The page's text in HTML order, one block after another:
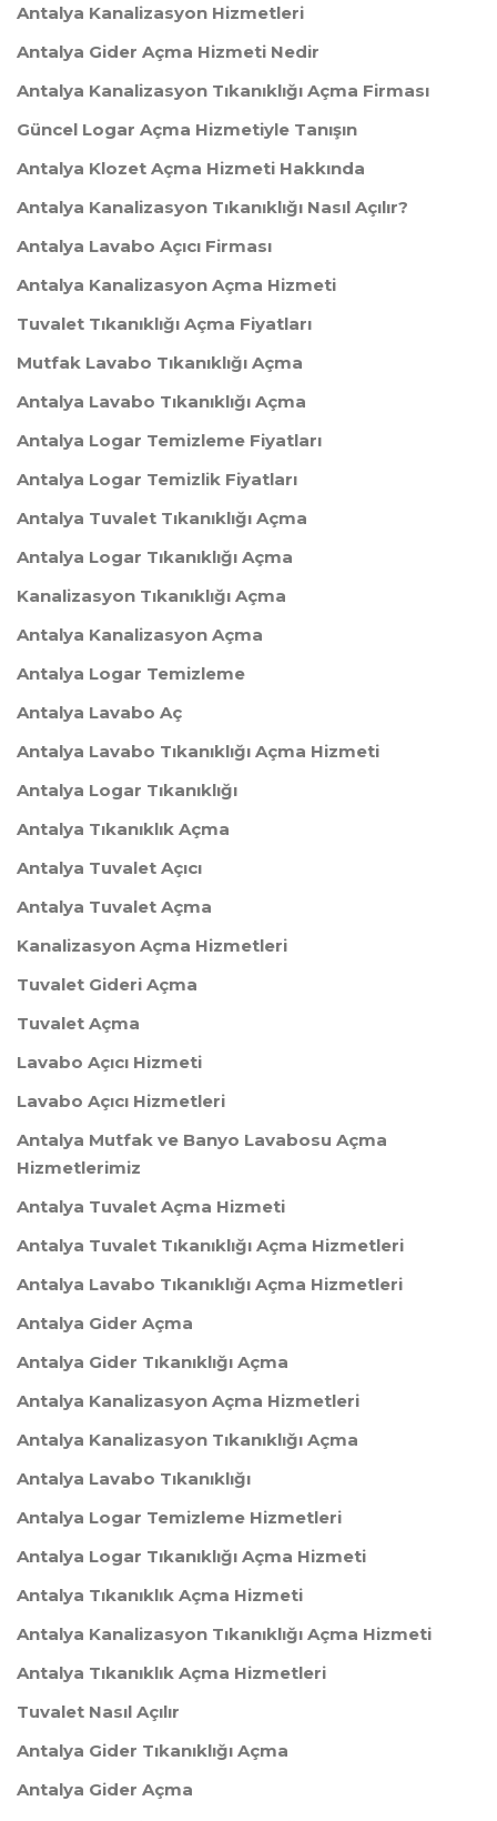
Antalya Kanalizasyon Hizmetleri
Antalya Gider Açma Hizmeti Nedir
Antalya Kanalizasyon Tıkanıklığı Açma Firması
Güncel Logar Açma Hizmetiyle Tanışın
Antalya Klozet Açma Hizmeti Hakkında
Antalya Kanalizasyon Tıkanıklığı Nasıl Açılır?
Antalya Lavabo Açıcı Firması
Antalya Kanalizasyon Açma Hizmeti
Tuvalet Tıkanıklığı Açma Fiyatları
Mutfak Lavabo Tıkanıklığı Açma
Antalya Lavabo Tıkanıklığı Açma
Antalya Logar Temizleme Fiyatları
Antalya Logar Temizlik Fiyatları
Antalya Tuvalet Tıkanıklığı Açma
Antalya Logar Tıkanıklığı Açma
Kanalizasyon Tıkanıklığı Açma
Antalya Kanalizasyon Açma
Antalya Logar Temizleme
Antalya Lavabo Aç
Antalya Lavabo Tıkanıklığı Açma Hizmeti
Antalya Logar Tıkanıklığı
Antalya Tıkanıklık Açma
Antalya Tuvalet Açıcı
Antalya Tuvalet Açma
Kanalizasyon Açma Hizmetleri
Tuvalet Gideri Açma
Tuvalet Açma
Lavabo Açıcı Hizmeti
Lavabo Açıcı Hizmetleri
Antalya Mutfak ve Banyo Lavabosu Açma
Hizmetlerimiz
Antalya Tuvalet Açma Hizmeti
Antalya Tuvalet Tıkanıklığı Açma Hizmetleri
Antalya Lavabo Tıkanıklığı Açma Hizmetleri
Antalya Gider Açma
Antalya Gider Tıkanıklığı Açma
Antalya Kanalizasyon Açma Hizmetleri
Antalya Kanalizasyon Tıkanıklığı Açma
Antalya Lavabo Tıkanıklığı
Antalya Logar Temizleme Hizmetleri
Antalya Logar Tıkanıklığı Açma Hizmeti
Antalya Tıkanıklık Açma Hizmeti
Antalya Kanalizasyon Tıkanıklığı Açma Hizmeti
Antalya Tıkanıklık Açma Hizmetleri
Tuvalet Nasıl Açılır
​Antalya Gider Tıkanıklığı Açma
​Antalya Gider Açma